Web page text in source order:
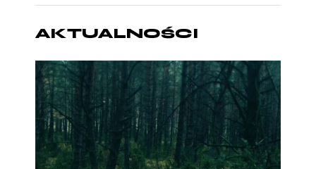
AKTUALNOŚCI